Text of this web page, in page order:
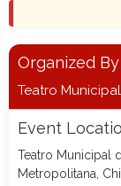
Organized By
Teatro
Event
Teatro Municipal
Metropolitana,